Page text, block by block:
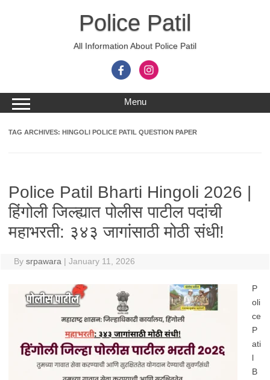
Police Patil
All Information About Police Patil
Menu
TAG ARCHIVES: HINGOLI POLICE PATIL QUESTION PAPER
Police Patil Bharti Hingoli 2026 |
हिंगोली जिल्ह्यात पोलीस पाटील पदांची
महाभरती: ३४३ जागांसाठी मोठी संधी!
By srpawara | January 11, 2026
P
oli
ce
P
ati
l
B